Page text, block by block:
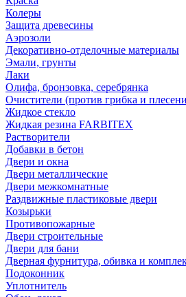
Колеры
Защита древесины
Аэрозоли
Декоративно-отделочные материалы
Эмали, грунты
Лаки
Олифа, бронзовка, серебрянка
Очистители (против грибка и
Жидкое стекло
Жидкая резина FARBITEX
Растворители
Добавки в бетон
Двери и окна
Двери металлические
Двери межкомнатные
Раздвижные пластиковые двери
Козырьки
Противопожарные
Двери строительные
Двери для бани
Дверная фурнитура, обивка и
Подоконник
Уплотнитель